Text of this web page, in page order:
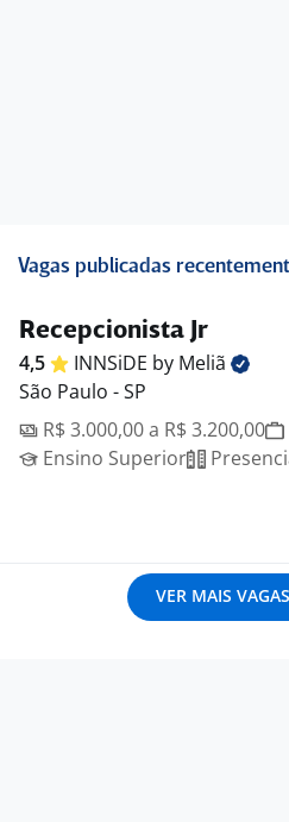
Vagas publicadas
Recepcionista Jr
4,5 INNSiDE by Meliã
São Paulo - SP
R$ 3.000,00 a R$ 3.200,00
Ensino Superior
VER MAIS